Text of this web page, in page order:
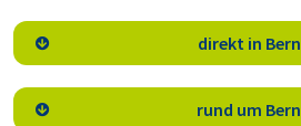
 direkt in Bern
 rund um Bern